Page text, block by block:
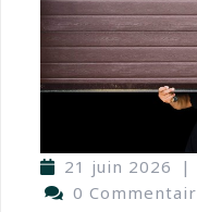
21 juin 2026 |
0